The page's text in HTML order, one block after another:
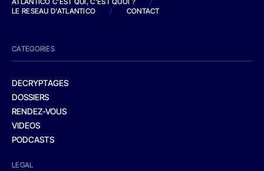
LE RESEAU D'ATLANTICO
/ CONTACT
CATEGORIES
DECRYPTAGES
DOSSIERS
RENDEZ-VOUS
VIDEOS
PODCASTS
LEGAL